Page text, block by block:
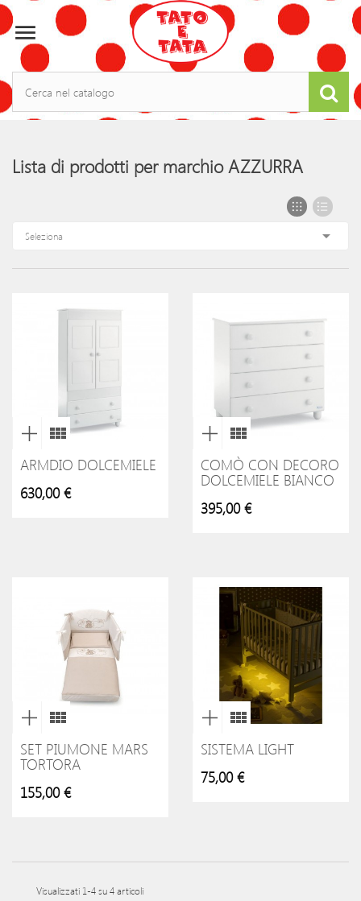

Lista di prodotti per marchio AZZURRA
Seleziona 
ARMDIO DOLCEMIELE
630,00 €
COMÒ CON DECORO
DOLCEMIELE BIANCO
395,00 €
SET PIUMONE MARS
TORTORA
155,00 €
SISTEMA LIGHT
75,00 €
Visualizzati 1-4 su 4 articoli